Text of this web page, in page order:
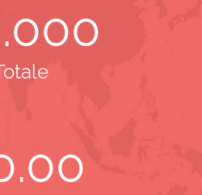
.000
.00